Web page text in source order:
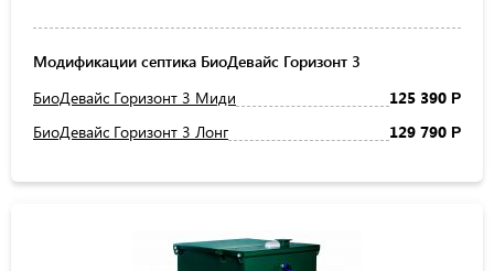
Модификации септика БиоДевайс Горизонт 3
БиоДевайс Горизонт 3 Миди
125 390 Р
БиоДевайс Горизонт 3 Лонг 129 790 Р